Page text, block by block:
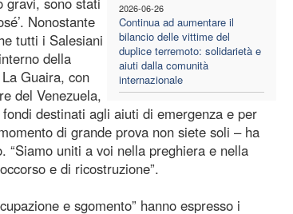
2026-06-26
Continua ad aumentare il
bilancio delle vittime del
duplice terremoto: solidarietà e
aiuti dalla comunità
internazionale
Nonostante
tutti i Salesiani
della
Guaira, con
del Venezuela,
destinati agli aiuti di emergenza e per
di grande prova non siete soli – ha
“Siamo uniti a voi nella preghiera e nella
e di ricostruzione”.
e sgomento” hanno espresso i